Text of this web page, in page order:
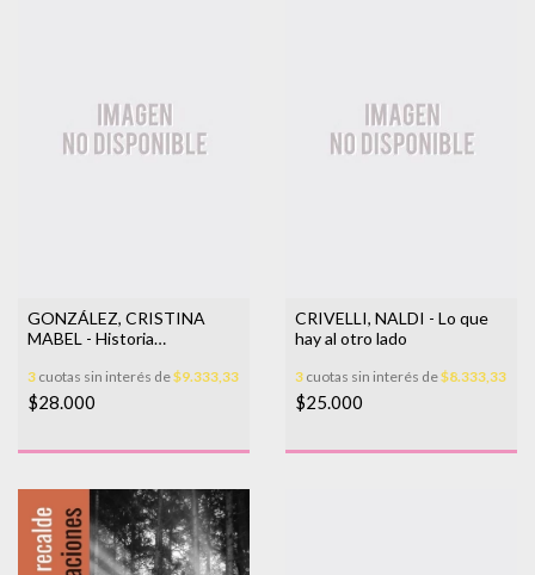
GONZÁLEZ, CRISTINA
MABEL - Historia
3 cuotas sin interés de$9.333,33
$28.000
CRIVELLI, NALDI - Lo que
hay al otro lado
3 cuotas sin interés de$8.333,33
$25.000